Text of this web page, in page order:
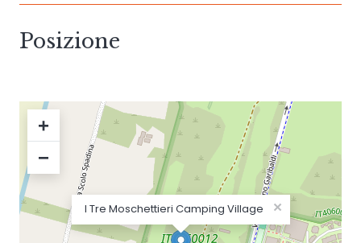
Posizione
I Tre Moschettieri Camping Village ×
+
−